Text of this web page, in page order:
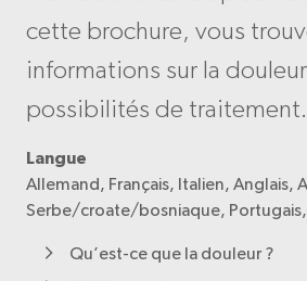
cette brochure, vous
informations sur la
possibilités de traitement.
Langue
Allemand, Français, Italien, Anglais,
Serbe/croate/bosniaque,
Qu’est-ce que la douleur ?